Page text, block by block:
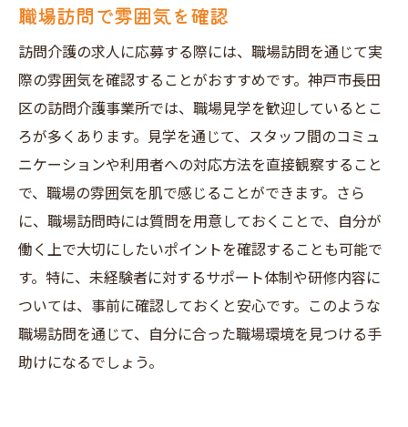
職場訪問で雰囲気を確認
訪問介護の求人に応募する際には、職場訪問を通じて実
際の雰囲気を確認することがおすすめです。神戸市長田
区の訪問介護事業所では、職場見学を歓迎しているとこ
ろが多くあります。見学を通じて、スタッフ間のコミュ
ニケーションや利用者への対応方法を直接観察すること
で、職場の雰囲気を肌で感じることができます。さら
に、職場訪問時には質問を用意しておくことで、自分が
働く上で大切にしたいポイントを確認することも可能で
す。特に、未経験者に対するサポート体制や研修内容に
ついては、事前に確認しておくと安心です。このような
職場訪問を通じて、自分に合った職場環境を見つける手
助けになるでしょう。